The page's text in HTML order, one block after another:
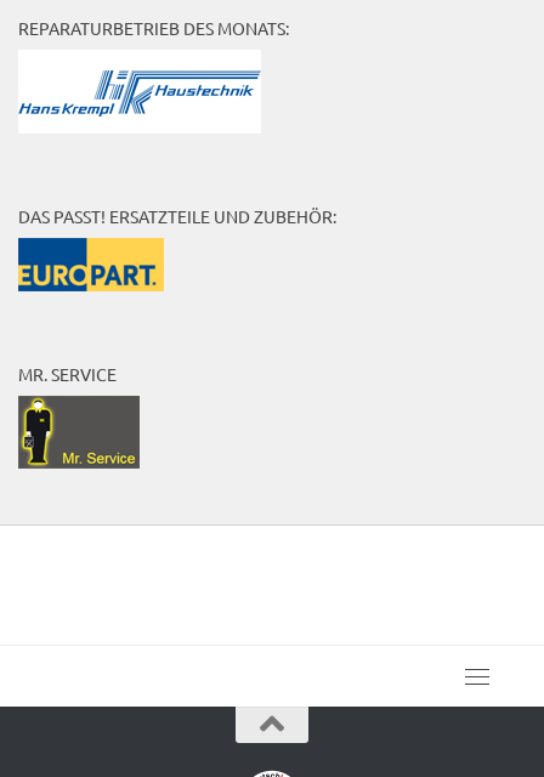
REPARATURBETRIEB DES MONATS:
DAS PASST! ERSATZTEILE UND ZUBEHÖR:
MR. SERVICE